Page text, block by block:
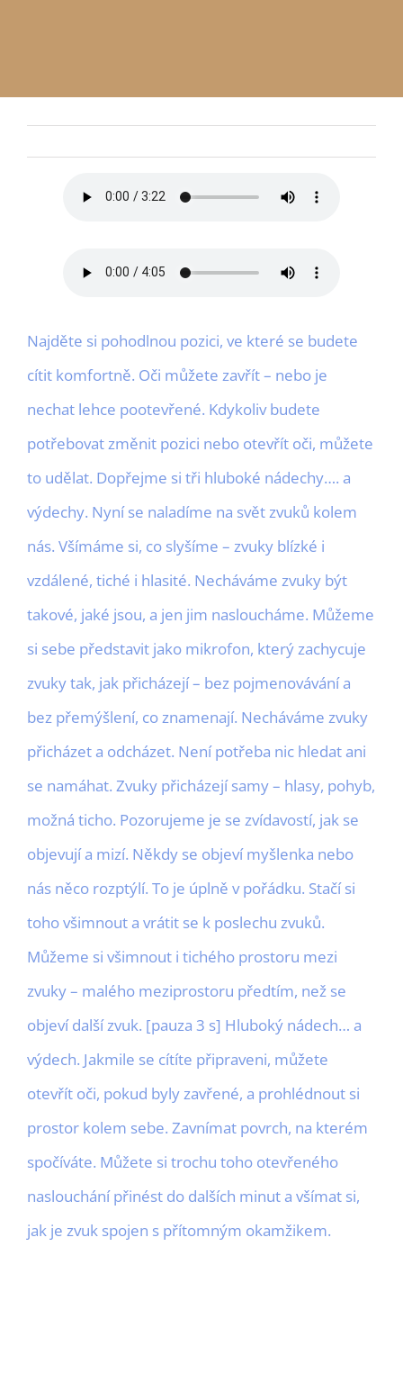
Najděte si pohodlnou pozici, ve které se budete
cítit komfortně. Oči můžete zavřít – nebo je
nechat lehce pootevřené. Kdykoliv budete
potřebovat změnit pozici nebo otevřít oči, můžete
to udělat. Dopřejme si tři hluboké nádechy…. a
výdechy. Nyní se naladíme na svět zvuků kolem
nás. Všímáme si, co slyšíme – zvuky blízké i
vzdálené, tiché i hlasité. Necháváme zvuky být
takové, jaké jsou, a jen jim nasloucháme. Můžeme
si sebe představit jako mikrofon, který zachycuje
zvuky tak, jak přicházejí – bez pojmenovávání a
bez přemýšlení, co znamenají. Necháváme zvuky
přicházet a odcházet. Není potřeba nic hledat ani
se namáhat. Zvuky přicházejí samy – hlasy, pohyb,
možná ticho. Pozorujeme je se zvídavostí, jak se
objevují a mizí. Někdy se objeví myšlenka nebo
nás něco rozptýlí. To je úplně v pořádku. Stačí si
toho všimnout a vrátit se k poslechu zvuků.
Můžeme si všimnout i tichého prostoru mezi
zvuky – malého meziprostoru předtím, než se
objeví další zvuk. [pauza 3 s] Hluboký nádech… a
výdech. Jakmile se cítíte připraveni, můžete
otevřít oči, pokud byly zavřené, a prohlédnout si
prostor kolem sebe. Zavnímat povrch, na kterém
spočíváte. Můžete si trochu toho otevřeného
naslouchání přinést do dalších minut a všímat si,
jak je zvuk spojen s přítomným okamžikem.